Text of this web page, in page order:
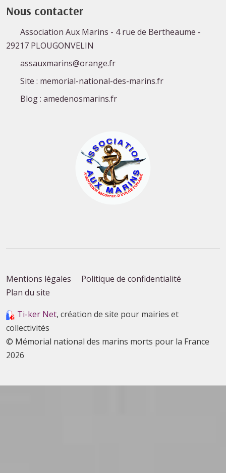
Nous contacter
Association Aux Marins - 4 rue de Bertheaume -
29217 PLOUGONVELIN
assauxmarins@orange.fr
Site : memorial-national-des-marins.fr
Blog : amedenosmarins.fr
Mentions légales
Politique de confidentialité
Plan du site
Ti-ker Net, création de site pour mairies et
collectivités
© Mémorial national des marins morts pour la France
2026